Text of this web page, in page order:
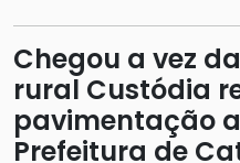
Chegou a vez
rural Custódia
pavimentação
Prefeitura de